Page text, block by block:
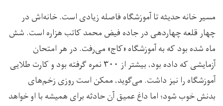
مسیر خانه حدیثه تا آموزشگاه فاصله زیادی است. خانه‌اش در
چهار قلعه چهاردهی در جاده فیض محمد کاتب هزاره است. شش
ماه شده بود که به آموزشگاه «کاج» می‌رفت. در هر امتحان‌
آزمایشی که داده بود، بیشتر از ۳۰۰ نمره گرفته بود و کارت طلایی
آموزشگاه را نیز داشت. می‌گوید، ممکن است روزی زخم‌های
بدنش خوب شود؛ اما داغ عمیق آن حادثه برای همیشه با او خواهد